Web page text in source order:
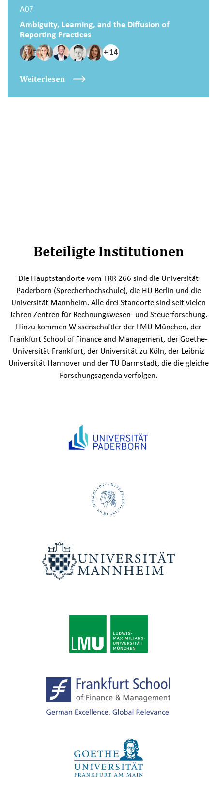
A07
Ambiguity, Learning, and the Diffusion of
Reporting Practices
+ 14
Weiterlesen
Beteiligte Institutionen
Die Hauptstandorte vom TRR 266 sind die Universität
Paderborn (Sprecherhochschule), die HU Berlin und die
Universität Mannheim. Alle drei Standorte sind seit vielen
Jahren Zentren für Rechnungswesen- und Steuerforschung.
Hinzu kommen Wissenschaftler der LMU München, der
Frankfurt School of Finance and Management, der Goethe-
Universität Frankfurt, der Universität zu Köln, der Leibniz
Universität Hannover und der TU Darmstadt, die die gleiche
Forschungsagenda verfolgen.